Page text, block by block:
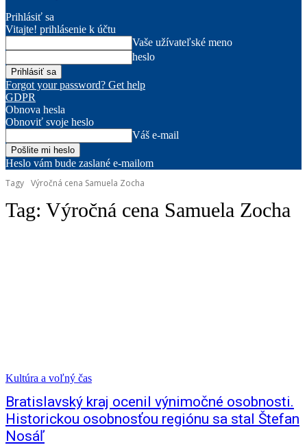
Prihlásiť sa
Vitajte! prihlásenie k účtu
Vaše užívateľské meno
heslo
Forgot your password? Get help
GDPR
Obnova hesla
Obnoviť svoje heslo
Váš e-mail
Heslo vám bude zaslané e-mailom
Tagy Výročná cena Samuela Zocha
Tag: Výročná cena Samuela Zocha
Kultúra a voľný čas
Bratislavský kraj ocenil výnimočné osobnosti.
Historickou osobnosťou regiónu sa stal Štefan
Nosáľ